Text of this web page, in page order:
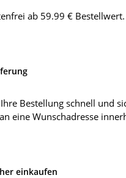
ab 59.99 € Bestellwert.
Bestellung schnell und
eine Wunschadresse
einkaufen